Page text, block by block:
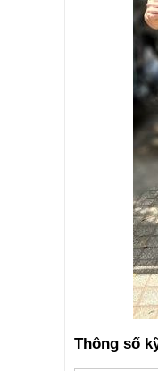
Thông số